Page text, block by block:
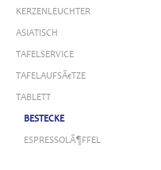
KERZENLEUCHTER
ASIATISCH
TAFELSERVICE
TAFELAUFSÃ€TZE
TABLETT
BESTECKE
ESPRESSOLÃ¶FFEL